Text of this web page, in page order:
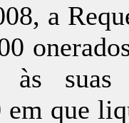
a
às
em que